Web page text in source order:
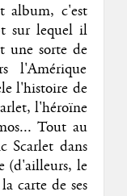
album, c'est
sur lequel il
une sorte de
l'Amérique
l'histoire de
l'héroïne
Tout au
Scarlet dans
(d'ailleurs, le
carte de ses